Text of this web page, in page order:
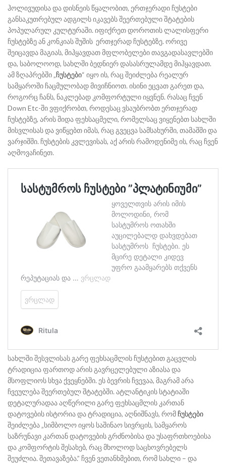
ჰოლივუდისა და დისნეის წყალობით, ერთჯერადი ჩუსტები
განსაკუთრებულ ადგილს იკავებს შეერთებული შტატების
პოპულარულ კულტურაში. იფიქრეთ დოროთის ლალისფერი
ჩუსტებზე ან კონკიას შუშის ერთჯერად ჩუსტებზე. ორივე
შეიცავდა მაგიას, მიჰყავდათ მფლობელები თავგადასავლებში
და, საბოლოოდ, სახლში ბედნიერ დასასრულამდე მიჰყავდათ.
ამ ზღაპრებში „ჩუსტები“ იყო ის, რაც შეიძლება რეალურ
სამყაროში ჩაცმულობად მივიჩნიოთ. ისინი ეცვათ გარეთ და,
როგორც ჩანს, ნაკლებად კომფორტული იყვნენ. რასაც ჩვენ
Down Etc-ში ვფიქრობთ, როდესაც ვსაუბრობთ ერთჯერად
ჩუსტებზე, არის შიდა ფეხსაცმელი, რომელსაც ვიყენებთ სახლში
მისვლისას და ვიწყებთ იმას, რაც გვეცვა სამსახურში, თამაშში და
ვარჯიშში. ჩუსტების კვლევისას, აქ არის რამოდენიმე ის, რაც ჩვენ
აღმოვაჩინეთ.
სახლში შესვლისას გარე ფეხსაცმლის ჩუსტებით გაცვლის
ტრადიცია ფართოდ არის გავრცელებული აზიასა და
მსოფლიოს სხვა ქვეყნებში. ეს ბევრის ჩვევაა, მაგრამ არა
ჩვეულება შეერთებულ შტატებში. ატლანტიკის სტატიაში
დეტალურადაა აღწერილი გარე ფეხსაცმლის კართან
დატოვების ისტორია და ტრადიცია, აღნიშნავს, რომ ჩუსტები
შეიძლება „სიმბოლო იყოს საშინაო სივრცის, სამყაროს
საზრუნავი კართან დატოვების გრძნობისა და უსაფრთხოებისა
და კომფორტის შესახებ, რაც მხოლოდ საცხოვრებელს
შეუძლია. შეთავაზება.” ჩვენ ვეთანხმებით, რომ სახლი – და